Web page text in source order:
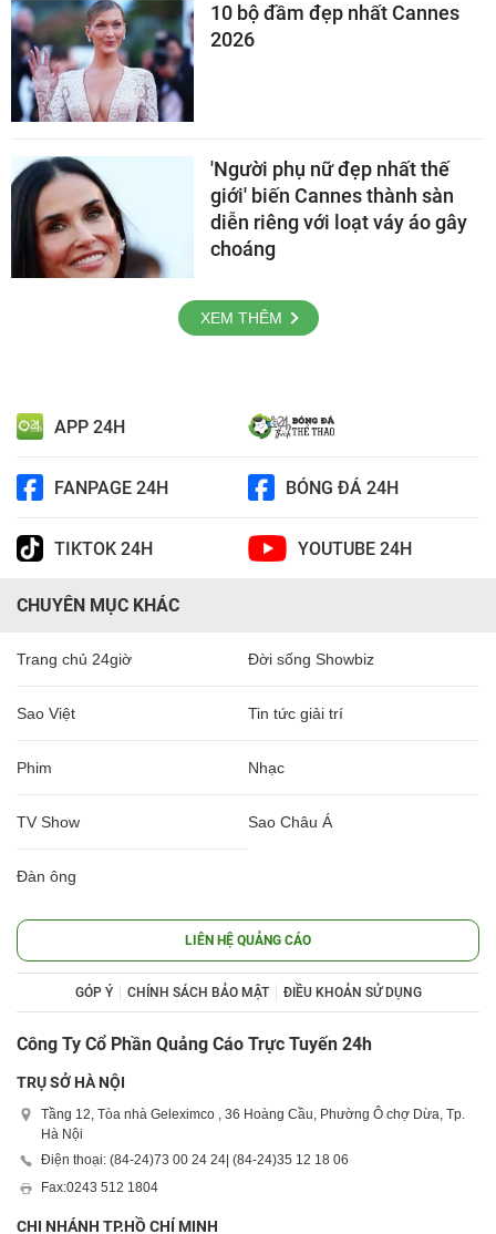
10 bộ đầm đẹp nhất Cannes
2026
'Người phụ nữ đẹp nhất thế
giới' biến Cannes thành sàn
diễn riêng với loạt váy áo gây
choáng
XEM THÊM
APP 24H
FANPAGE 24H BÓNG ĐÁ 24H
TIKTOK 24H YOUTUBE 24H
CHUYÊN MỤC KHÁC
Trang chủ 24giờ Đời sống Showbiz
Sao Việt Tin tức giải trí
Phim Nhạc
TV Show Sao Châu Á
Đàn ông
LIÊN HỆ QUẢNG CÁO
GÓP Ý CHÍNH SÁCH BẢO MẬT ĐIỀU KHOẢN SỬ DỤNG
Công Ty Cổ Phần Quảng Cáo Trực Tuyến 24h
TRỤ SỞ HÀ NỘI
Tầng 12, Tòa nhà Geleximco , 36 Hoàng Cầu, Phường Ô chợ Dừa, Tp.
Hà Nội
Điện thoại: (84-24)73 00 24 24 | (84-24)35 12 18 06
Fax:0243 512 1804
CHI NHÁNH TP.HỒ CHÍ MINH